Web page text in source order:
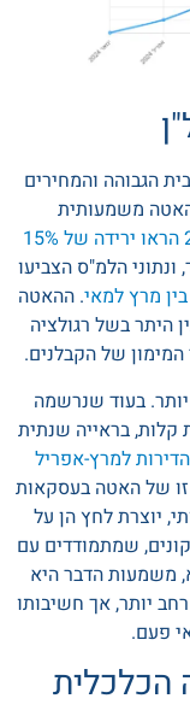
הגבוהה והמחירים
האטה משמעותית
נתוני משרד האוצר לאפריל 2025 הראו ירידה של 15%
הלמ"ס הצביעו
. ההאטה
היתר בשל רגולציה
של הקבלנים.
בעוד שנרשמה
קלות, בראייה שנתית
למרץ-אפריל
של האטה בעסקאות
יוצרת לחץ הן על
שמתמודדים עם
משמעות הדבר היא
יותר, אך חשיבותו
פעם.
הכלכלית